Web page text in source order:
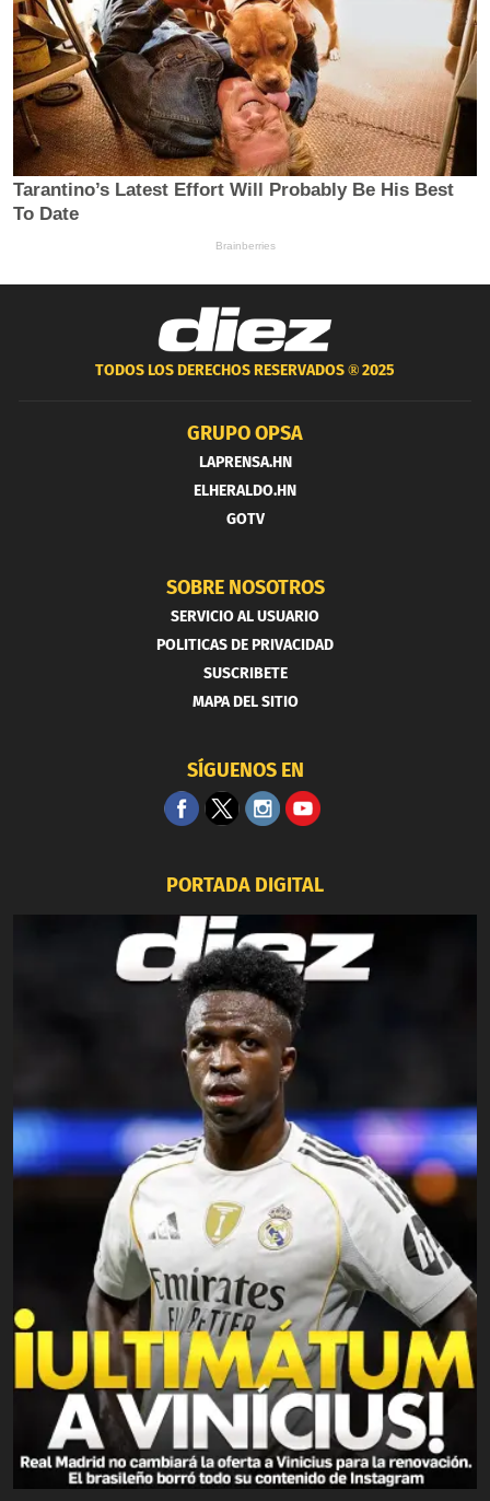
TODOS LOS DERECHOS RESERVADOS ®2025
GRUPO OPSA
LAPRENSA.HN
ELHERALDO.HN
GOTV
SOBRE NOSOTROS
SERVICIO AL USUARIO
POLITICAS DE PRIVACIDAD
SUSCRIBETE
MAPA DEL SITIO
SÍGUENOS EN
PORTADA DIGITAL